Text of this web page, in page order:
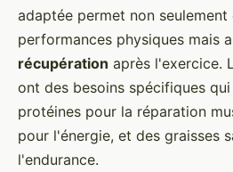
adaptée permet non
performances physiques mais
récupération après l'exercice.
ont des besoins spécifiques
protéines pour la réparation
pour l'énergie, et des graisses
l'endurance.